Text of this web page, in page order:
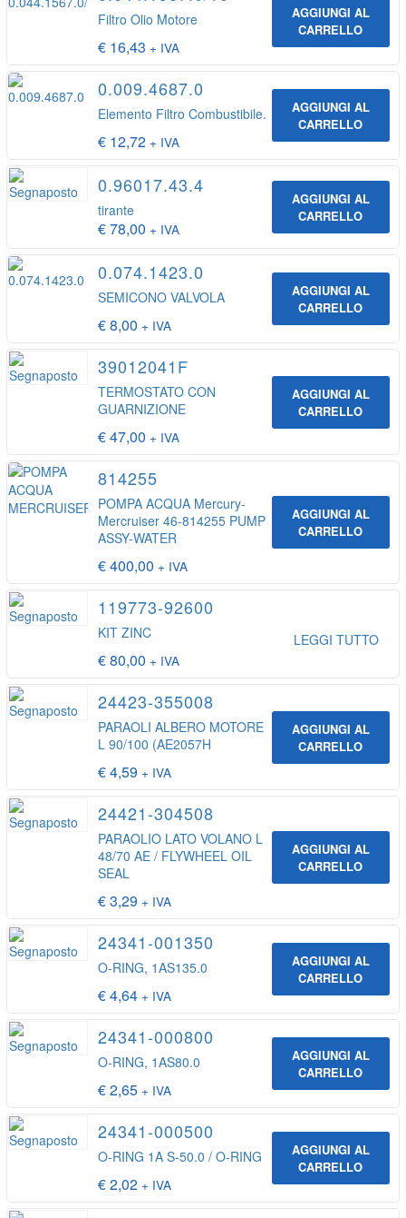
Filtro Olio Motore
€ 16,43 + IVA
AGGIUNGI AL
CARRELLO
0.009.4687.0
Elemento Filtro Combustibile.
€ 12,72 + IVA
AGGIUNGI AL
CARRELLO
0.96017.43.4
tirante
€78,00 + IVA
AGGIUNGI AL
CARRELLO
0.074.1423.0
SEMICONO VALVOLA
€8,00 + IVA
AGGIUNGI AL
CARRELLO
39012041F
TERMOSTATO CON
GUARNIZIONE
€47,00 + IVA
AGGIUNGI AL
CARRELLO
814255
POMPA ACQUA Mercury-
Mercruiser 46-814255 PUMP
ASSY-WATER
€400,00 + IVA
AGGIUNGI AL
CARRELLO
119773-92600
KIT ZINC
€80,00 + IVA
LEGGI TUTTO
24423-355008
PARAOLI ALBERO MOTORE
L 90/100 (AE2057H
€4,59 + IVA
AGGIUNGI AL
CARRELLO
24421-304508
PARAOLIO LATO VOLANO L
48/70 AE / FLYWHEEL OIL
SEAL
€3,29 + IVA
AGGIUNGI AL
CARRELLO
24341-001350
O-RING, 1AS135.0
€4,64 + IVA
AGGIUNGI AL
CARRELLO
24341-000800
O-RING, 1AS80.0
€2,65 + IVA
AGGIUNGI AL
CARRELLO
24341-000500
O-RING 1A S-50.0 / O-RING
€2,02 + IVA
AGGIUNGI AL
CARRELLO